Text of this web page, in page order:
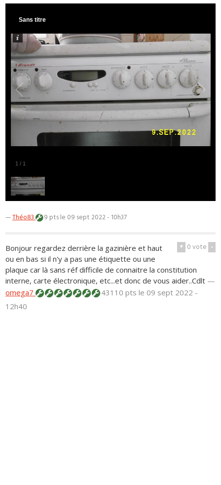
1 / 1
Sans titre
—Théo83 9 ptsle 09 sept 2022 - 10h37
+ 0vote -
Bonjour regardez derrière la gazinière et haut
ou en bas si il n'y a pas une étiquette ou une
plaque car là sans réf difficile de connaitre la constitution
interne, carte électronique, etc...et donc de vous aider..Cdlt —
omega7
43110 ptsle 09 sept 2022 -
12h40